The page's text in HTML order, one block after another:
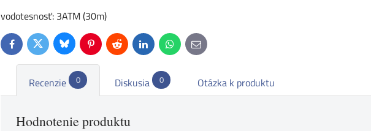
vodotesnosť: 3ATM (30m)
FacebookTwitterBlueskyPinterestReddit LinkedInWhatsApp
E-
mail
Recenzie 0 Diskusia 0 Otázka k produktu
Hodnotenie produktu